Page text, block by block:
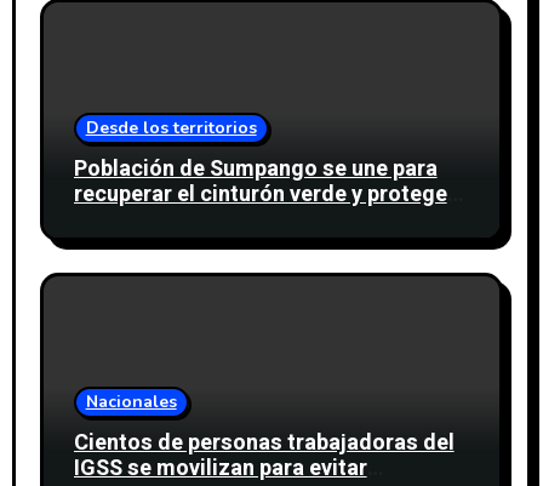
Desde los territorios
Población de Sumpango se une para
recuperar el cinturón verde y proteger
Nacionales
Cientos de personas trabajadoras del
IGSS se movilizan para evitar